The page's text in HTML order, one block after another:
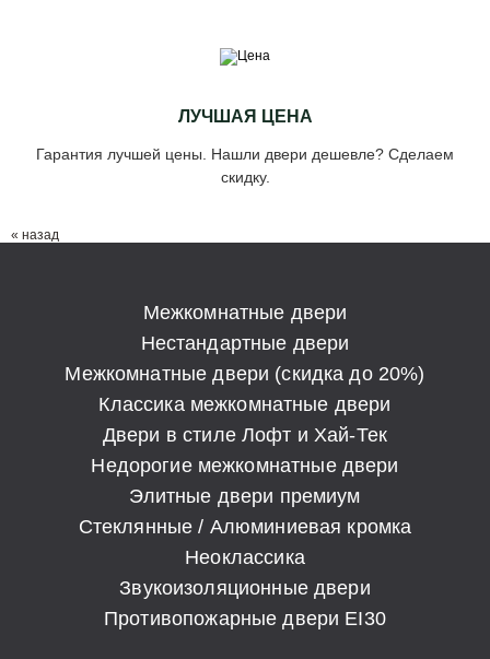
ЛУЧШАЯ ЦЕНА
Гарантия лучшей цены. Нашли двери дешевле? Сделаем
скидку.
« назад
Межкомнатные двери
Нестандартные двери
Межкомнатные двери (скидка до 20%)
Классика межкомнатные двери
Двери в стиле Лофт и Хай-Тек
Недорогие межкомнатные двери
Элитные двери премиум
Стеклянные / Алюминиевая кромка
Неоклассика
Звукоизоляционные двери
Противопожарные двери EI30